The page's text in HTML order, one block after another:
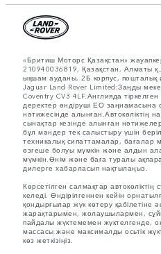
«Бритиш Моторс Қазақстан»
210940036819, Қазақстан, Алматы
ықшам ауданы, 2Б корпус, пошталық
Jaguar Land Rover Limited:Заңды
Coventry CV3 4LF.Англияда тіркелген
деректер өндіруші ЕО заңнамасына
нәтижесінде алынған.Автокөліктің
сынақтар кезінде алынған
бұл мәндер тек салыстыру үшін
техникалық сипаттамалар, бағалар
өзгеше болуы мүмкін және алдын ала
мүмкін.Өнім және баға туралы ақпарат
дилерге хабарласып нақтылаңыз.
Көрсетілген салмақтар
келеді. Өндірілгеннен кейін
қондырғылар жүк көтеру қабілетіне
жарақтарымен, жолаушылармен,
пайдалы жүктемемен жүктелгенде,
массасы және максималды осьтік
көз жеткізіңіз.